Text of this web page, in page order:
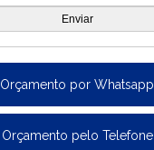
Orçamento por Whatsapp
Orçamento pelo Telefone